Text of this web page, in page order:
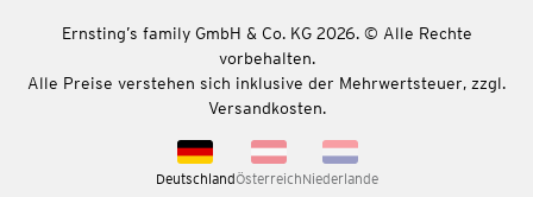
Ernsting’s family GmbH & Co. KG 2026. © Alle Rechte
vorbehalten.
Alle Preise verstehen sich inklusive der Mehrwertsteuer, zzgl.
Versandkosten.
DeutschlandÖsterreichNiederlande